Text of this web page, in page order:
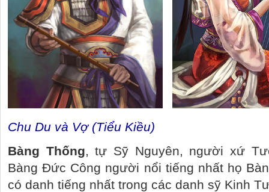
Chu Du và Vợ (Tiểu Kiều)
Bàng Thống, tự Sỹ Nguyên, người xứ
Bàng Đức Công người nổi tiếng nhất họ
có danh tiếng nhất trong các danh sỹ Kinh